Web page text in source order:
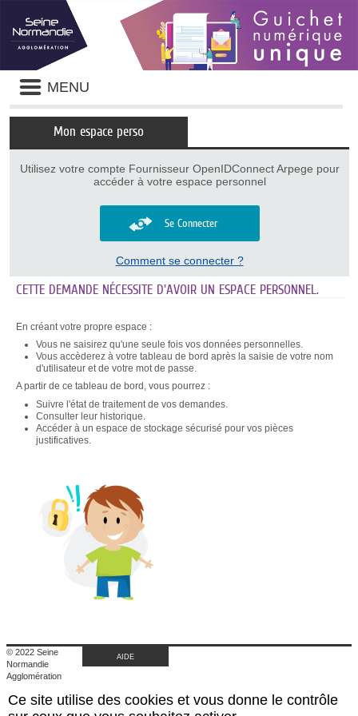
Liste
des
avertissements
MENU
Mon espace perso
Utilisez votre compte Fournisseur OpenIDConnect Arpege pour
accéder à votre espace personnel
Se Connecter
Comment se connecter ?
CETTE DEMANDE NÉCESSITE D'AVOIR UN ESPACE PERSONNEL.
En créant votre propre espace :
Vous ne saisirez qu'une seule fois vos données personnelles.
Vous accèderez à votre tableau de bord après la saisie de votre nom
d'utilisateur et de votre mot de passe.
A partir de ce tableau de bord, vous pourrez :
Suivre l'état de traitement de vos demandes.
Consulter leur historique.
Accéder à un espace de stockage sécurisé pour vos pièces
justificatives.
© 2022 Seine
Normandie
Agglomération
Retour au site de
l'agglomération
AIDE
Panneau de gestion des cookies
Ce site utilise des cookies et vous donne le contrôle